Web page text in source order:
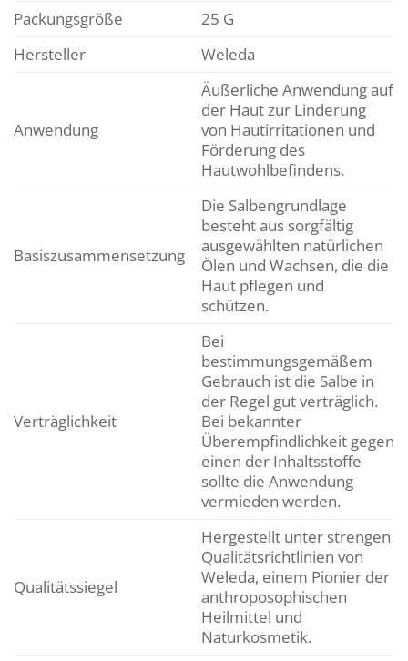
Packungsgröße
25 G
Hersteller
Weleda
Anwendung
Äußerliche Anwendung auf
der Haut zur Linderung
von Hautirritationen und
Förderung des
Hautwohlbefindens.
Basiszusammensetzung
Die Salbengrundlage
besteht aus sorgfältig
ausgewählten natürlichen
Ölen und Wachsen, die die
Haut pflegen und
schützen.
Verträglichkeit
Bei
bestimmungsgemäßem
Gebrauch ist die Salbe in
der Regel gut verträglich.
Bei bekannter
Überempfindlichkeit gegen
einen der Inhaltsstoffe
sollte die Anwendung
vermieden werden.
Qualitätssiegel
Hergestellt unter strengen
Qualitätsrichtlinien von
Weleda, einem Pionier der
anthroposophischen
Heilmittel und
Naturkosmetik.